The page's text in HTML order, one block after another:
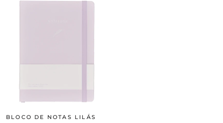
BLOCO DE NOTAS LILÁS